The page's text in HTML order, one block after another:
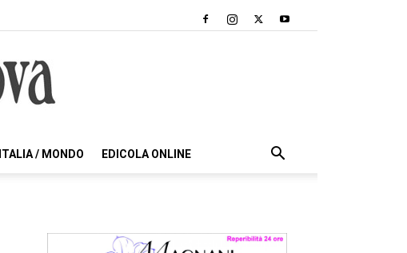
ITALIA / MONDO EDICOLA ONLINE